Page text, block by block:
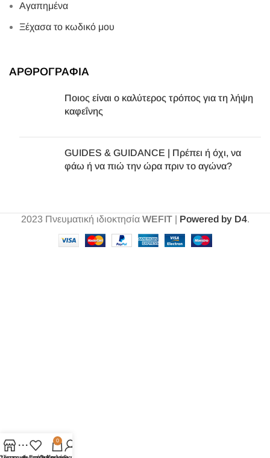
Αγαπημένα
Ξέχασα το κωδικό μου
ΑΡΘΡΟΓΡΑΦΙΑ
Ποιος είναι ο καλύτερος τρόπος για τη λήψη
καφεΐνης
GUIDES & GUIDANCE | Πρέπει ή όχι, να
φάω ή να πιώ την ώρα πριν το αγώνα?
2023 Πνευματική ιδιοκτησία WEFIT| Powered by D4.
0